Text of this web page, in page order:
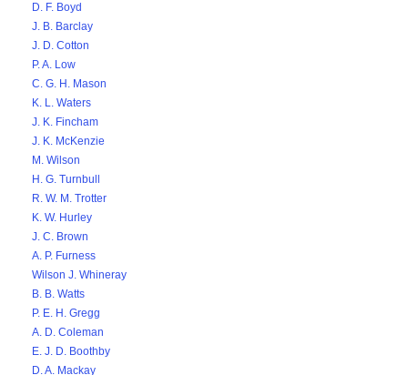
D. F. Boyd
J. B. Barclay
J. D. Cotton
P. A. Low
C. G. H. Mason
K. L. Waters
J. K. Fincham
J. K. McKenzie
M. Wilson
H. G. Turnbull
R. W. M. Trotter
K. W. Hurley
J. C. Brown
A. P. Furness
Wilson J. Whineray
B. B. Watts
P. E. H. Gregg
A. D. Coleman
E. J. D. Boothby
D. A. Mackay